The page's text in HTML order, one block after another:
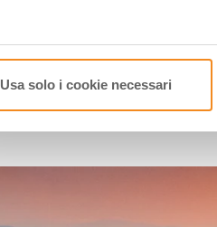
Usa solo i cookie necessari